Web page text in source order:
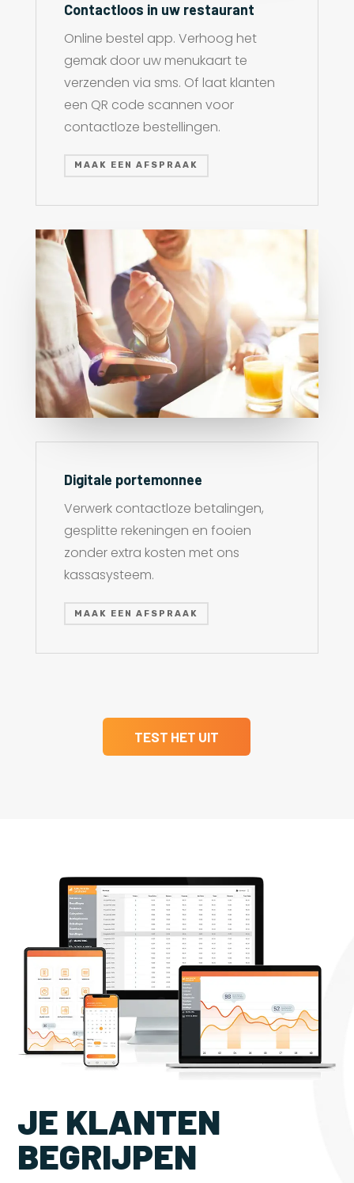
Contactloos in uw restaurant
Online bestel app. Verhoog het
gemak door uw menukaart te
verzenden via sms. Of laat klanten
een QR code scannen voor
contactloze bestellingen.
MAAK EEN AFSPRAAK
Digitale portemonnee
Verwerk contactloze betalingen,
gesplitte rekeningen en fooien
zonder extra kosten met ons
kassasysteem.
MAAK EEN AFSPRAAK
TEST HET UIT
JE KLANTEN
BEGRIJPEN